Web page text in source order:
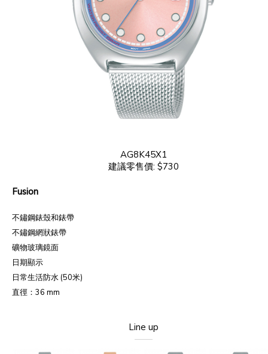
AG8K45X1
建議零售價: $730
Fusion
不鏽鋼錶殼和錶帶
不鏽鋼網狀錶帶
礦物玻璃鏡面
日期顯示
日常生活防水 (50米)
直徑：36 mm
Line up